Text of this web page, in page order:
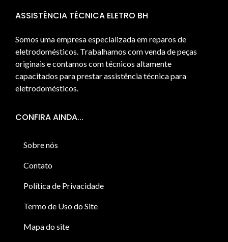
ASSISTÊNCIA TÉCNICA ELETRO BH
Somos uma empresa especializada em reparos de
eletrodomésticos. Trabalhamos com venda de peças
originais e contamos com técnicos altamente
capacitados para prestar assistência técnica para
eletrodomésticos.
CONFIRA AINDA...
Sobre nós
Contato
Política de Privacidade
Termo de Uso do Site
Mapa do site